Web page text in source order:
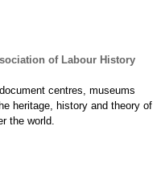
of Labour History
centres, museums
heritage, history and theory of
the world.